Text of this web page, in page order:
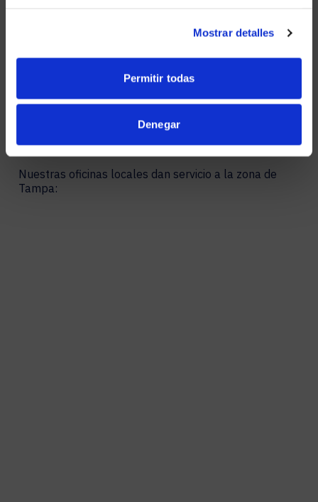
Mostrar detalles
Permitir todas
Denegar
CONTRIBUIR AL ÉXITO DE TU
EQUIPO.
OFICINA LOCAL DE AVI-SPL
Nuestras oficinas locales dan servicio a la zona de
Tampa:
NO, STAY ON THIS SITE